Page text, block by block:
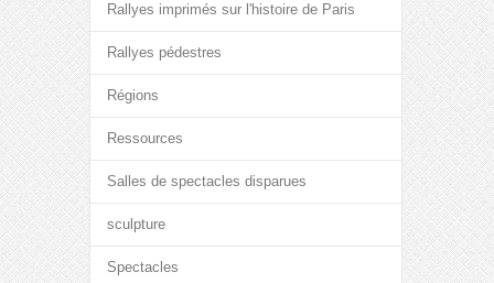
Rallyes imprimés sur l'histoire de Paris
Rallyes pédestres
Régions
Ressources
Salles de spectacles disparues
sculpture
Spectacles